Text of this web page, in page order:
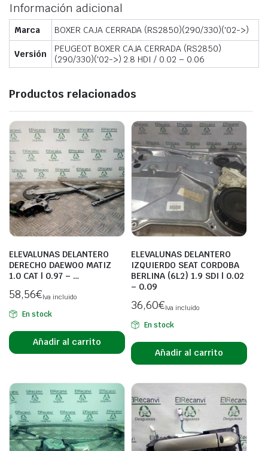
Información adicional
Marca BOXER CAJA CERRADA (RS2850)(290/330)('02->)
Versión
PEUGEOT BOXER CAJA CERRADA (RS2850)
(290/330)('02->) 2.8 HDI / 0.02 – 0.06
Productos relacionados
ELEVALUNAS DELANTERO
DERECHO DAEWOO MATIZ
1.0 CAT | 0.97 – …
58,56€Iva incluido
En stock
Añadir al carrito
ELEVALUNAS DELANTERO
IZQUIERDO SEAT CORDOBA
BERLINA (6L2) 1.9 SDI | 0.02
– 0.09
36,60€Iva incluido
En stock
Añadir al carrito